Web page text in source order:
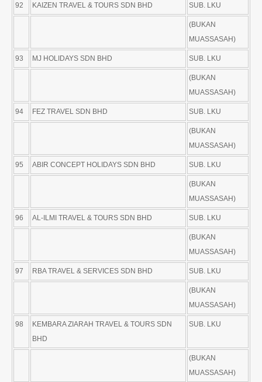
92 KAIZEN TRAVEL & TOURS SDN BHD SUB. LKU
(BUKAN
MUASSASAH)
93 MJ HOLIDAYS SDN BHD SUB. LKU
(BUKAN
MUASSASAH)
94 FEZ TRAVEL SDN BHD SUB. LKU
(BUKAN
MUASSASAH)
95 ABIR CONCEPT HOLIDAYS SDN BHD SUB. LKU
(BUKAN
MUASSASAH)
96 AL-ILMI TRAVEL & TOURS SDN BHD SUB. LKU
(BUKAN
MUASSASAH)
97 RBA TRAVEL & SERVICES SDN BHD SUB. LKU
(BUKAN
MUASSASAH)
98
KEMBARA ZIARAH TRAVEL & TOURS SDN
BHD
SUB. LKU
(BUKAN
MUASSASAH)